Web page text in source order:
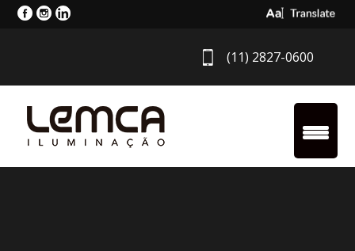
Select
(11) 2827-0600